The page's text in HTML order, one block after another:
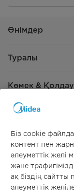
Өнімдер
Туралы
Көмек & Қолдау
Жаһандық
Біз cookie
контент пен
әлеуметтік желі
және
ақ біздің сайтты
әлеуметтік